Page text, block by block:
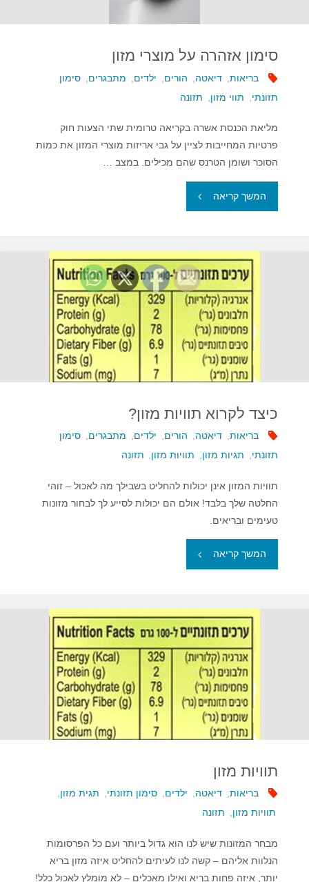
סימון אזהרה על מוצרי מזון
בריאות דיאטה הורים ילדים מתבגרים
סימון
תזונתי
תווי מזון תזונה
מליאת הכנסת אשרה בקריאה טרומית שתי הצעות חוק
פרטיות המחייבות לציין על גבי אריזות מוצרי המזון את כמות
הסוכר ושומן הטרנס שהם מכילים. במצב …
המשך קריאה "סימון
על
מוצרי
מזון"
כיצד לקרוא תוויות מזון?
בריאות דיאטה הורים ילדים מתבגרים
סימון
תזונתי
תגיות מזון תוויות מזון תזונה
תוויות המזון אינן יכולות להחליט בשבילך מה לאכול – זוהי
החלטה שלך בלבד! אולם הם יכולות לסייע לך לבחור מזונות
טעימים ובריאים.
המשך קריאה "כיצד
תוויות
מזון?"
תוויות מזון
בריאות, דיאטה, ילדים, סימון תזונתי, תגית מזון,
תוויות מזון, תזונה
מבחר המזונות שיש לנו הוא גדול ביותר ועם כל הפרסומות
הנלוות אליהם – קשה לנו לעיתים להחליט איזה מזון בריא
יותר, איזה פחות בריא ואילו מאכלים – לא מומלץ לאכול כלל!